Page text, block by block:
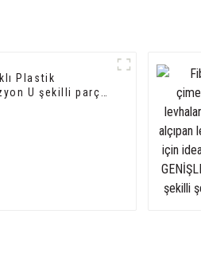
Plastik
U şekilli parça